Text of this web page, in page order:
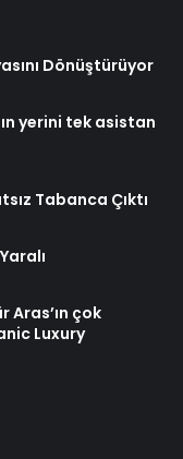
Dönüştürüyor
yerini tek asistan
Tabanca Çıktı
Aras’ın çok
Luxury